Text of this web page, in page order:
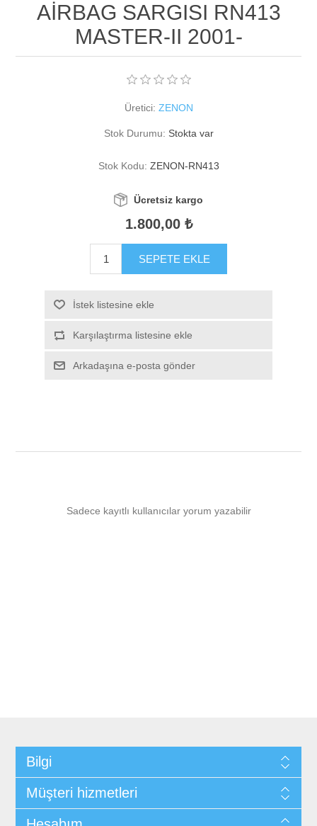
AİRBAG SARGISI RN413
MASTER-II 2001-
Üretici: ZENON
Stok Durumu: Stokta var
Stok Kodu: ZENON-RN413
Ücretsiz kargo
1.800,00 ₺
SEPETE EKLE
İstek listesine ekle
Karşılaştırma listesine ekle
Arkadaşına e-posta gönder
Sadece kayıtlı kullanıcılar yorum yazabilir
Bilgi
Müşteri hizmetleri